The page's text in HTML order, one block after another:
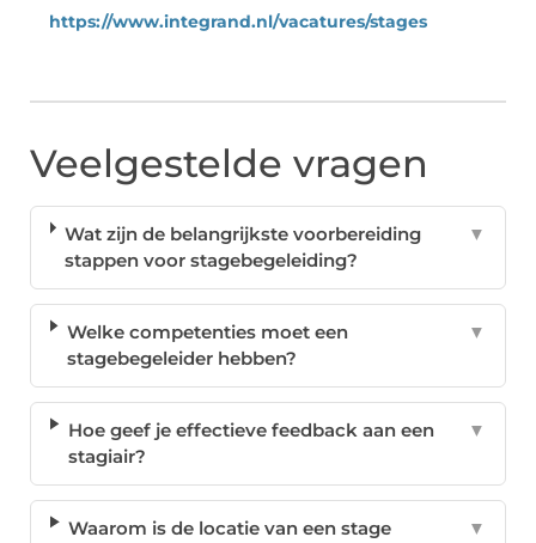
https://www.integrand.nl/vacatures/stages
Veelgestelde vragen
Wat zijn de belangrijkste voorbereiding
stappen voor stagebegeleiding?
▼
Welke competenties moet een
stagebegeleider hebben?
▼
Hoe geef je effectieve feedback aan een
stagiair?
▼
Waarom is de locatie van een stage ▼